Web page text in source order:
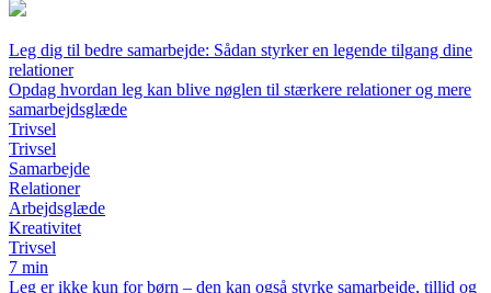
Leg dig til bedre samarbejde: Sådan styrker en legende tilgang dine
relationer
Opdag hvordan leg kan blive nøglen til stærkere relationer og mere
samarbejdsglæde
Trivsel
Trivsel
Samarbejde
Relationer
Arbejdsglæde
Kreativitet
Trivsel
7 min
Leg er ikke kun for børn – den kan også styrke samarbejde, tillid og